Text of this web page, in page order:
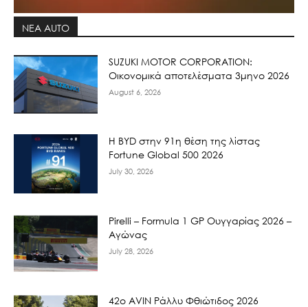
ΝΕΑ AUTO
SUZUKI MOTOR CORPORATION:
Οικονομικά αποτελέσματα 3μηνο 2026
August 6, 2026
Η BYD στην 91η θέση της λίστας
Fortune Global 500 2026
July 30, 2026
Pirelli – Formula 1 GP Ουγγαρίας 2026 –
Αγώνας
July 28, 2026
42ο AVIN Ράλλυ Φθιώτιδος 2026